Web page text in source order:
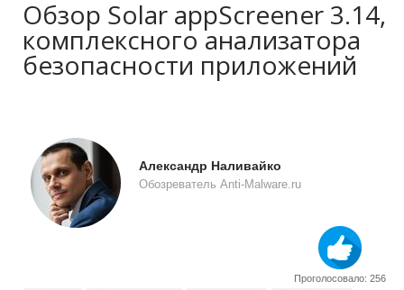
Обзор Solar appScreener 3.14,
комплексного анализатора
безопасности приложений
Александр Наливайко
Обозреватель Anti-Malware.ru
Проголосовало: 256